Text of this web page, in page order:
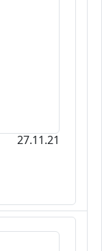
27.11.21